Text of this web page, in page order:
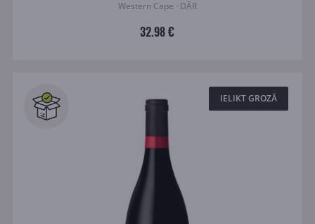
Western Cape · DĀR
32.98 €
IELIKT GROZĀ